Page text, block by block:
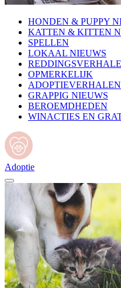
HONDEN & PUPPY
KATTEN & KITTEN
SPELLEN
LOKAAL NIEUWS
OPMERKELIJK
ADOPTIEVERHALEN
GRAPPIG NIEUWS
BEROEMDHEDEN
WINACTIES EN
Adoptie